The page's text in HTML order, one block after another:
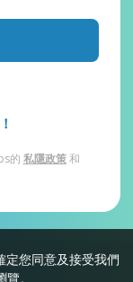
您同意及接受我們
覽。
的 私隱政策和
則